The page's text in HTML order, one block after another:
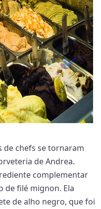
de chefs se tornaram
de Andrea.
complementar
de filé mignon. Ela
de alho negro, que foi